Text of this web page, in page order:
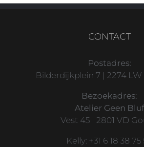
CONTACT
Postadres:
Bilderdijkplein 7 | 2274
Bezoekadres:
Atelier Geen Bluf
Vest 45 | 2801 VD
Kelly: +31 6 18 38 75